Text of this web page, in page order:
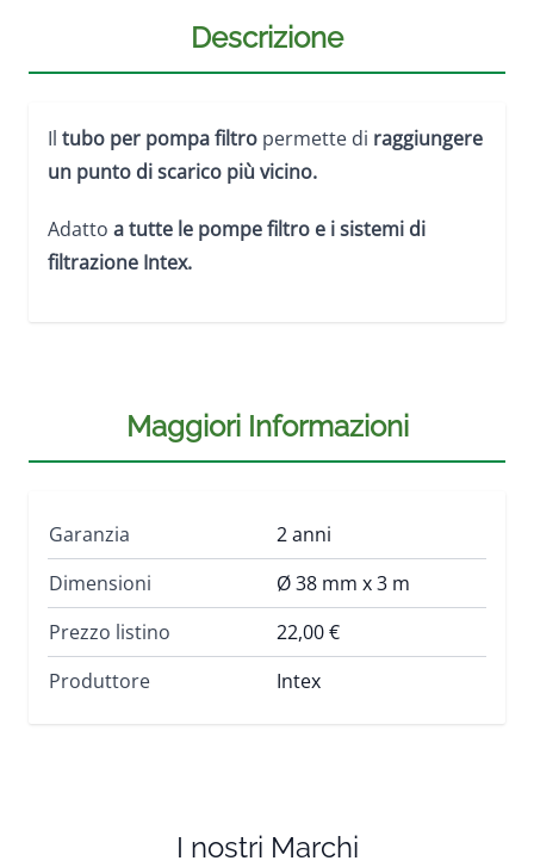
Descrizione
Il tubo per pompa filtro permette di raggiungere
un punto di scarico più vicino.
Adatto a tutte le pompe filtro e i sistemi di
filtrazione Intex.
Maggiori Informazioni
Garanzia
2 anni
Dimensioni
Ø 38 mm x 3 m
Prezzo listino
22,00 €
Produttore
Intex
I nostri Marchi